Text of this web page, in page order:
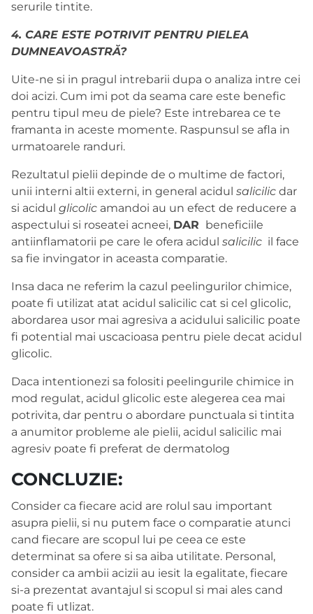
serurile tintite.
4. CARE ESTE POTRIVIT PENTRU PIELEA
DUMNEAVOASTRĂ?
Uite-ne si in pragul intrebarii dupa o analiza intre cei
doi acizi. Cum imi pot da seama care este benefic
pentru tipul meu de piele? Este intrebarea ce te
framanta in aceste momente. Raspunsul se afla in
urmatoarele randuri.
Rezultatul pielii depinde de o multime de factori,
unii interni altii externi, in general acidul salicilic dar
si acidul glicolic amandoi au un efect de reducere a
aspectului si roseatei acneei, DAR beneficiile
antiinflamatorii pe care le ofera acidul salicilic il face
sa fie invingator in aceasta comparatie.
Insa daca ne referim la cazul peelingurilor chimice,
poate fi utilizat atat acidul salicilic cat si cel glicolic,
abordarea usor mai agresiva a acidului salicilic poate
fi potential mai uscacioasa pentru piele decat acidul
glicolic.
Daca intentionezi sa folositi peelingurile chimice in
mod regulat, acidul glicolic este alegerea cea mai
potrivita, dar pentru o abordare punctuala si tintita
a anumitor probleme ale pielii, acidul salicilic mai
agresiv poate fi preferat de dermatolog
CONCLUZIE:
Consider ca fiecare acid are rolul sau important
asupra pielii, si nu putem face o comparatie atunci
cand fiecare are scopul lui pe ceea ce este
determinat sa ofere si sa aiba utilitate. Personal,
consider ca ambii acizii au iesit la egalitate, fiecare
si-a prezentat avantajul si scopul si mai ales cand
poate fi utlizat.